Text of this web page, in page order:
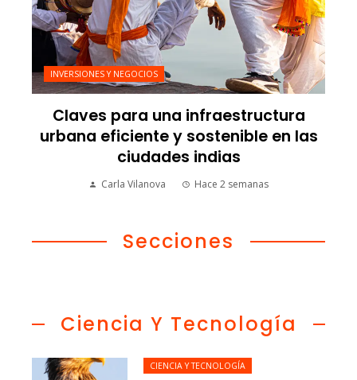
INVERSIONES Y NEGOCIOS
Claves para una infraestructura
urbana eficiente y sostenible en las
ciudades indias
Carla Vilanova Hace 2 semanas
Secciones
Ciencia Y Tecnología
CIENCIA Y TECNOLOGÍA